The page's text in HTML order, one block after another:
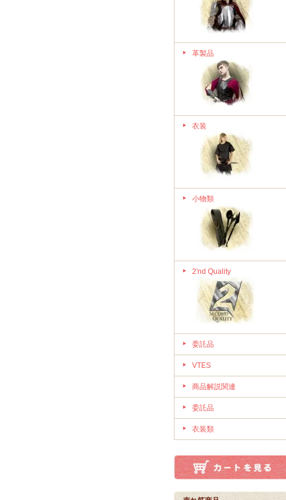
革製品
衣装
小物類
2'nd Quality
委託品
VTES
商品解説関連
委託品
衣装類